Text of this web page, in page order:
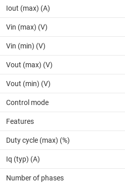
Iout (max) (A)
Vin (max) (V)
Vin (min) (V)
Vout (max) (V)
Vout (min) (V)
Control mode
Features
Duty cycle (max) (%)
Iq (typ) (A)
Number of phases